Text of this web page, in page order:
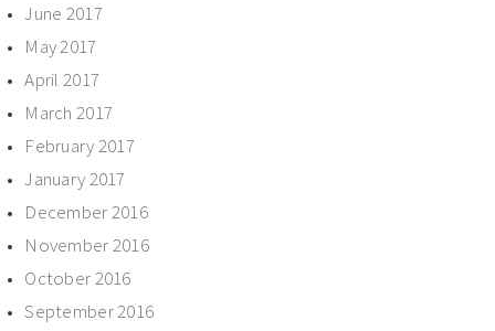
June 2017
May 2017
April 2017
March 2017
February 2017
January 2017
December 2016
November 2016
October 2016
September 2016